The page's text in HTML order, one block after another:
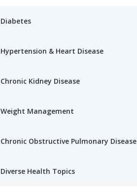
Diabetes
Hypertension & Heart Disease
Chronic Kidney Disease
Weight Management
Chronic Obstructive Pulmonary Disease
Diverse Health Topics